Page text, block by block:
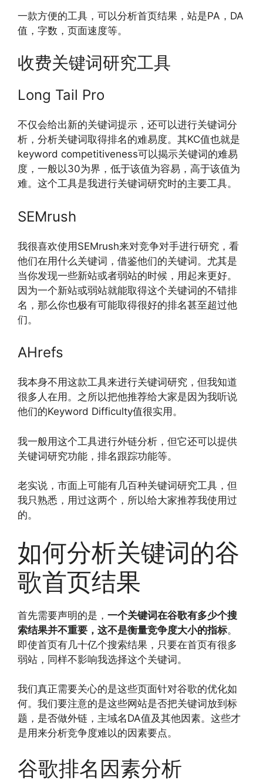
一款方便的工具，可以分析首页结果，站是PA，DA
值，字数，页面速度等。
收费关键词研究工具
Long Tail Pro
不仅会给出新的关键词提示，还可以进行关键词分
析，分析关键词取得排名的难易度。其KC值也就是
keyword competitiveness可以揭示关键词的难易
度，一般以30为界，低于该值为容易，高于该值为
难。这个工具是我进行关键词研究时的主要工具。
SEMrush
我很喜欢使用SEMrush来对竞争对手进行研究，看
他们在用什么关键词，借鉴他们的关键词。尤其是
当你发现一些新站或者弱站的时候，用起来更好。
因为一个新站或弱站就能取得这个关键词的不错排
名，那么你也极有可能取得很好的排名甚至超过他
们。
AHrefs
我本身不用这款工具来进行关键词研究，但我知道
很多人在用。之所以把他推荐给大家是因为我听说
他们的Keyword Difficulty值很实用。
我一般用这个工具进行外链分析，但它还可以提供
关键词研究功能，排名跟踪功能等。
老实说，市面上可能有几百种关键词研究工具，但
我只熟悉，用过这两个，所以给大家推荐我使用过
的。
如何分析关键词的谷
歌首页结果
首先需要声明的是， 一个关键词在谷歌有多少个搜
索结果并不重要，这不是衡量竞争度大小的指标。
即使首页有几十亿个搜索结果，只要在首页有很多
弱站，同样不影响我选择这个关键词。
我们真正需要关心的是这些页面针对谷歌的优化如
何。我们要注意的是这些网站是否把关键词放到标
题，是否做外链，主域名DA值及其他因素。这些才
是用来分析竞争度难以的因素要点。
谷歌排名因素分析